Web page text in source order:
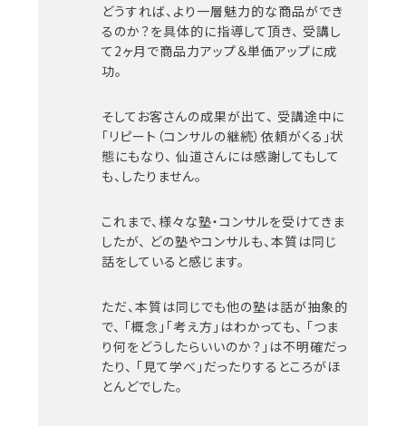
どうすれば、より一層魅力的な商品ができ
るのか？を具体的に指導して頂き、 受講し
て2ヶ月で商品力アップ＆単価アップに成
功。
そしてお客さんの成果が出て、 受講途中に
「リピート（コンサルの継続）依頼がくる」状
態にもなり、 仙道さんには感謝してもして
も、したりません。
これまで、様々な塾・コンサルを受けてきま
したが、 どの塾やコンサルも、本質は同じ
話をしていると感じます。
ただ、本質は同じでも他の塾は話が抽象的
で、 「概念」「考え方」はわかっても、 「つま
り何をどうしたらいいのか？」は不明確だっ
たり、 「見て学べ」だったりするところがほ
とんどでした。